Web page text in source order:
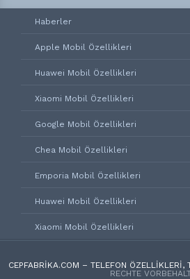
Haberler
Apple Mobil Özellikleri
Huawei Mobil Özellikleri
Xiaomi Mobil Özellikleri
Google Mobil Özellikleri
Chea Mobil Özellikleri
Emporia Mobil Özellikleri
Huawei Mobil Özellikleri
Xiaomi Mobil Özellikleri
CEPFABRIKA.COM – TELEFON ÖZELLIKLERI,
RECHTE